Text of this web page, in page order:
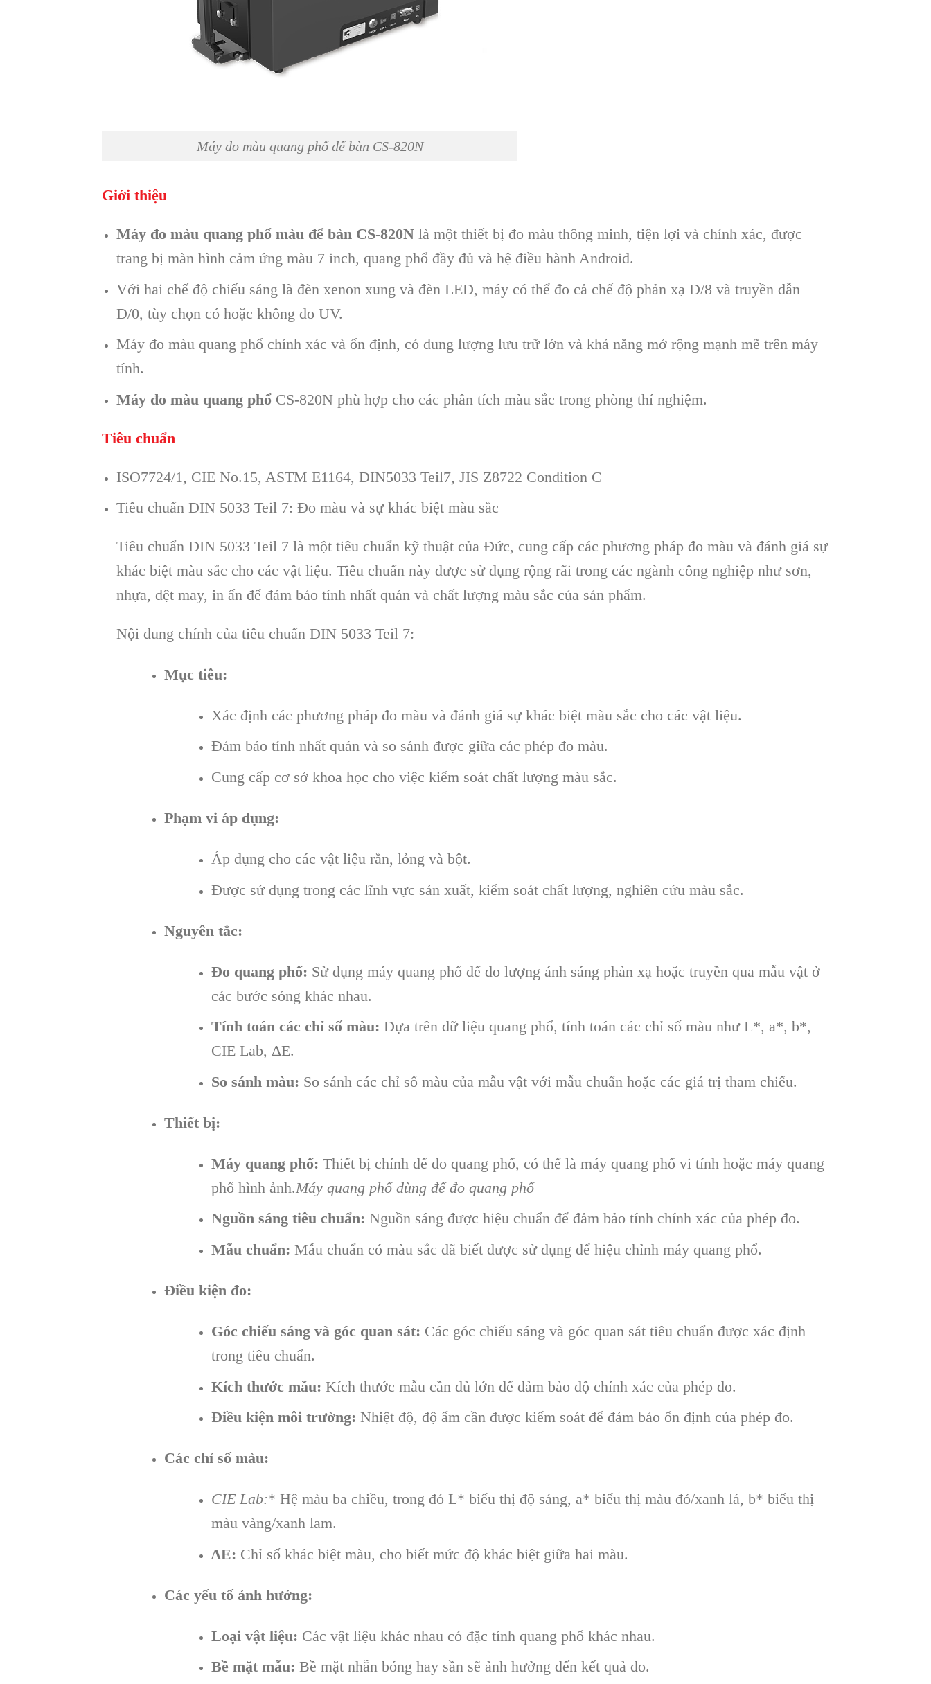
Máy đo màu quang phổ để bàn CS-820N
Giới thiệu
Máy đo màu quang phổ màu để bàn CS-820Nlà một thiết bị đo màu thông minh, tiện lợi và chính xác, được
trang bị màn hình cảm ứng màu 7 inch, quang phổ đầy đủ và hệ điều hành Android.
Với hai chế độ chiếu sáng là đèn xenon xung và đèn LED, máy có thể đo cả chế độ phản xạ D/8 và truyền dẫn
D/0, tùy chọn có hoặc không đo UV.
Máy đo màu quang phổ chính xác và ổn định, có dung lượng lưu trữ lớn và khả năng mở rộng mạnh mẽ trên máy
tính.
Máy đo màu quang phổ CS-820N phù hợp cho các phân tích màu sắc trong phòng thí nghiệm.
Tiêu chuẩn
ISO7724/1, CIE No.15, ASTM E1164, DIN5033 Teil7, JIS Z8722 Condition C
Tiêu chuẩn DIN 5033 Teil 7: Đo màu và sự khác biệt màu sắc
Tiêu chuẩn DIN 5033 Teil 7 là một tiêu chuẩn kỹ thuật của Đức, cung cấp các phương pháp đo màu và đánh giá sự
khác biệt màu sắc cho các vật liệu. Tiêu chuẩn này được sử dụng rộng rãi trong các ngành công nghiệp như sơn,
nhựa, dệt may, in ấn để đảm bảo tính nhất quán và chất lượng màu sắc của sản phẩm.
Nội dung chính của tiêu chuẩn DIN 5033 Teil 7:
Mục tiêu:
Xác định các phương pháp đo màu và đánh giá sự khác biệt màu sắc cho các vật liệu.
Đảm bảo tính nhất quán và so sánh được giữa các phép đo màu.
Cung cấp cơ sở khoa học cho việc kiểm soát chất lượng màu sắc.
Phạm vi áp dụng:
Áp dụng cho các vật liệu rắn, lỏng và bột.
Được sử dụng trong các lĩnh vực sản xuất, kiểm soát chất lượng, nghiên cứu màu sắc.
Nguyên tắc:
Đo quang phổ: Sử dụng máy quang phổ để đo lượng ánh sáng phản xạ hoặc truyền qua mẫu vật ở
các bước sóng khác nhau.
Tính toán các chỉ số màu: Dựa trên dữ liệu quang phổ, tính toán các chỉ số màu như L*, a*, b*,
CIE Lab, ΔE.
So sánh màu: So sánh các chỉ số màu của mẫu vật với mẫu chuẩn hoặc các giá trị tham chiếu.
Thiết bị:
Máy quang phổ: Thiết bị chính để đo quang phổ, có thể là máy quang phổ vi tính hoặc máy quang
phổ hình ảnh.Máy quang phổ dùng để đo quang phổ
Nguồn sáng tiêu chuẩn: Nguồn sáng được hiệu chuẩn để đảm bảo tính chính xác của phép đo.
Mẫu chuẩn: Mẫu chuẩn có màu sắc đã biết được sử dụng để hiệu chỉnh máy quang phổ.
Điều kiện đo:
Góc chiếu sáng và góc quan sát: Các góc chiếu sáng và góc quan sát tiêu chuẩn được xác định
trong tiêu chuẩn.
Kích thước mẫu: Kích thước mẫu cần đủ lớn để đảm bảo độ chính xác của phép đo.
Điều kiện môi trường: Nhiệt độ, độ ẩm cần được kiểm soát để đảm bảo ổn định của phép đo.
Các chỉ số màu:
CIE Lab:* Hệ màu ba chiều, trong đó L* biểu thị độ sáng, a* biểu thị màu đỏ/xanh lá, b* biểu thị
màu vàng/xanh lam.
ΔE: Chỉ số khác biệt màu, cho biết mức độ khác biệt giữa hai màu.
Các yếu tố ảnh hưởng:
Loại vật liệu: Các vật liệu khác nhau có đặc tính quang phổ khác nhau.
Bề mặt mẫu: Bề mặt nhẵn bóng hay sần sẽ ảnh hưởng đến kết quả đo.